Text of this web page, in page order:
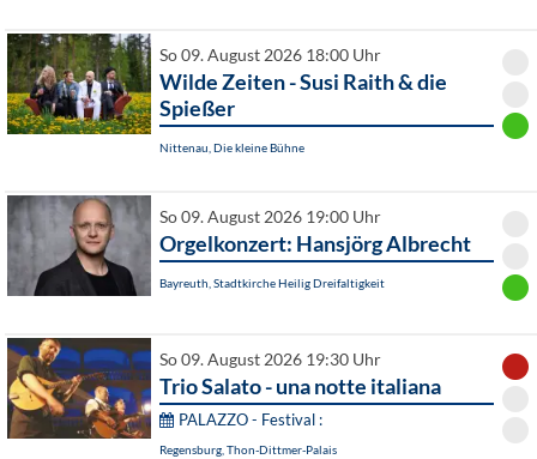
So 09. August 2026 18:00 Uhr
Wilde Zeiten - Susi Raith & die
Spießer
Nittenau, Die kleine Bühne
So 09. August 2026 19:00 Uhr
Orgelkonzert: Hansjörg Albrecht
Bayreuth, Stadtkirche Heilig Dreifaltigkeit
So 09. August 2026 19:30 Uhr
Trio Salato - una notte italiana
PALAZZO - Festival :
Regensburg, Thon-Dittmer-Palais